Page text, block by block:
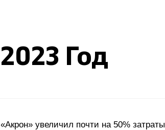
2023 Год
«Акрон» увеличил почти на 50% затраты